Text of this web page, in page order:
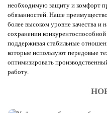
необходимую защиту и комфорт
обязанностей. Наше
более высоком уровне качества
сохранении
поддерживая стабильные
которые используют передовые
оптимизировать
работу.